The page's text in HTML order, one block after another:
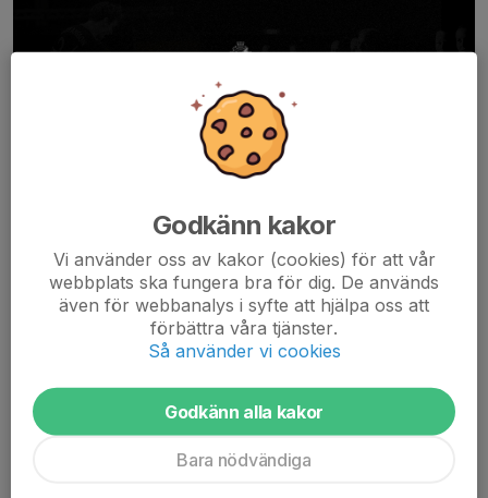
AIK Innebandy är en förening på väg. Vi bygger något som är
större än resultat på plan — en klubb för alla, med rötterna i
AIK:s stolta tradition och blicken fast riktad mot framtiden. Vår
vision är enkel men kraftfull:
Läs mer
Årsmöte AIK Innebandyförening 2026
Godkänn kakor
Vi använder oss av kakor (cookies) för att vår
webbplats ska fungera bra för dig. De används
även för webbanalys i syfte att hjälpa oss att
förbättra våra tjänster.
Så använder vi cookies
Godkänn alla kakor
Bara nödvändiga